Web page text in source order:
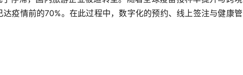
疫情前的70%。在此过程中，数字化的预约、线上签注与健康管